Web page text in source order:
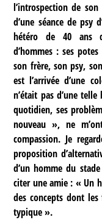
l’introspection de
d’une séance de psy
hétéro de 40 ans
d’hommes : ses
son frère, son psy,
est l’arrivée d’une
n’était pas d’une
quotidien, ses
nouveau », ne
compassion. Je
proposition
d’un homme du
citer une amie : « Un
des concepts dont
typique ».